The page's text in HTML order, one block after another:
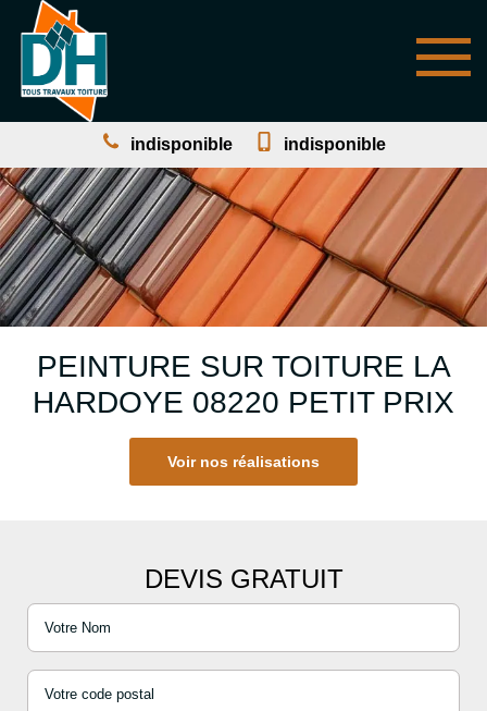
indisponible indisponible
PEINTURE SUR TOITURE LA
HARDOYE 08220 PETIT PRIX
Voir nos réalisations
DEVIS GRATUIT